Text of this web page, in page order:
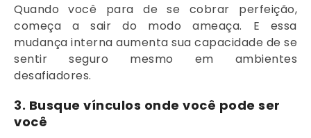
Quando você para de se cobrar perfeição,
começa a sair do modo ameaça. E essa
mudança interna aumenta sua capacidade de se
sentir seguro mesmo em ambientes
desafiadores.
3. Busque vínculos onde você pode ser
você